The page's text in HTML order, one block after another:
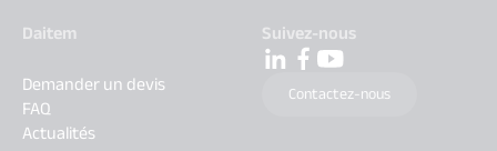
Daitem
Demander un devis
FAQ
Actualités
Suivez-nous
Contactez-nous